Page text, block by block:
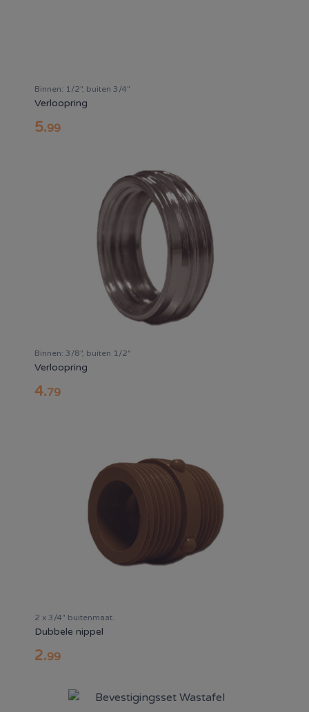
Binnen: 1/2", buiten 3/4"
Verloopring
5.99
Binnen: 3/8", buiten 1/2"
Verloopring
4.79
2 x 3/4" buitenmaat.
Dubbele nippel
2.99